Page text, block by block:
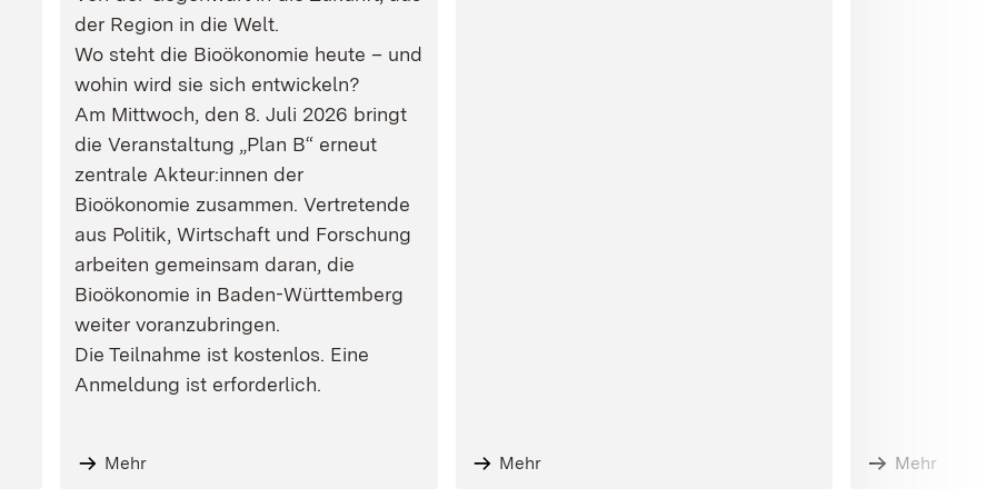
der Region in die Welt.
Wo steht die Bioökonomie heute – und
wohin wird sie sich entwickeln?
Am Mittwoch, den 8. Juli 2026 bringt
die Veranstaltung „Plan B“ erneut
zentrale Akteur:innen der
Bioökonomie zusammen. Vertretende
aus Politik, Wirtschaft und Forschung
arbeiten gemeinsam daran, die
Bioökonomie in Baden-Württemberg
weiter voranzubringen.
Die Teilnahme ist kostenlos. Eine
Anmeldung ist erforderlich.
Mehr Mehr Mehr